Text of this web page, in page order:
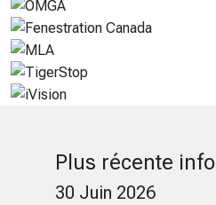
Plus récente info
30 Juin 2026